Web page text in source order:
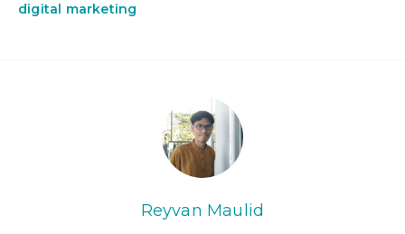
digital marketing
Reyvan Maulid